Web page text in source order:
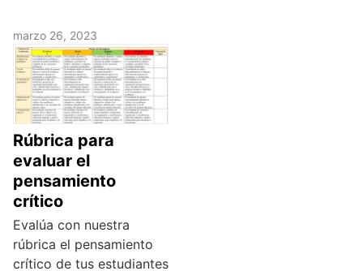
marzo 26, 2023
Rúbrica para
evaluar el
pensamiento
crítico
Evalúa con nuestra
rúbrica el pensamiento
crítico de tus estudiantes